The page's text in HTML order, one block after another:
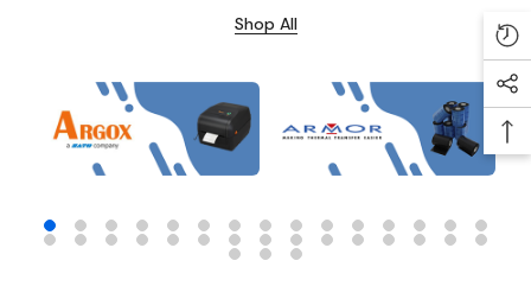
Shop All